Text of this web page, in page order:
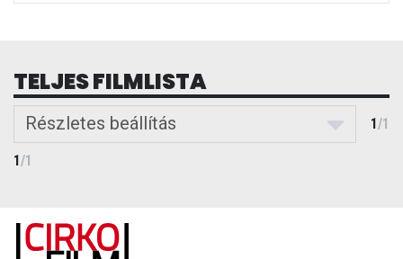
TELJES FILMLISTA
Részletes beállítás 1/1
1/1